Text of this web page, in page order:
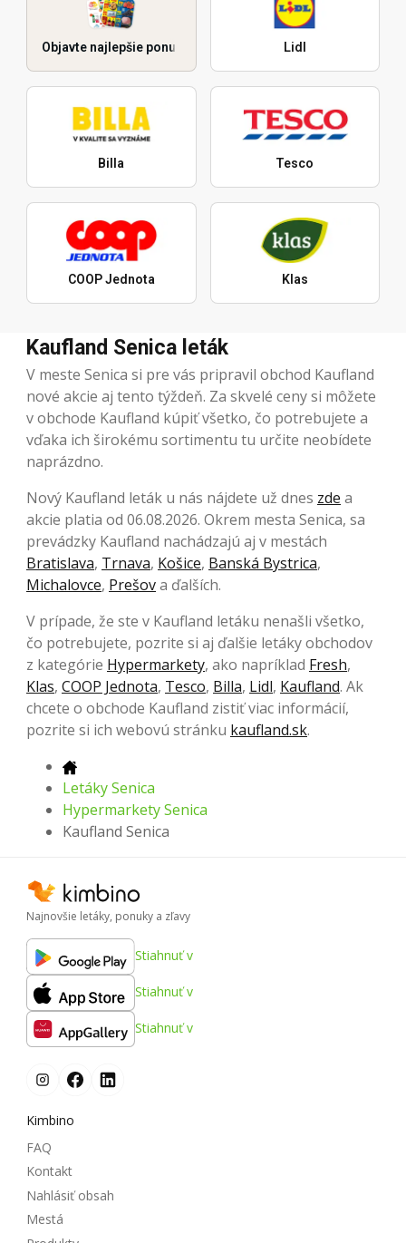
Objavte najlepšie ponuky Lidl
Billa Tesco
COOP Jednota Klas
Kaufland Senica leták
V meste Senica si pre vás pripravil obchod Kaufland
nové akcie aj tento týždeň. Za skvelé ceny si môžete
v obchode Kaufland kúpiť všetko, čo potrebujete a
vďaka ich širokému sortimentu tu určite neobídete
naprázdno.
Nový Kaufland leták u nás nájdete už dnes zde a
akcie platia od 06.08.2026. Okrem mesta Senica, sa
prevádzky Kaufland nachádzajú aj v mestách
Bratislava, Trnava, Košice, Banská Bystrica,
Michalovce, Prešova ďalších.
V prípade, že ste v Kaufland letáku nenašli všetko,
čo potrebujete, pozrite si aj ďalšie letáky obchodov
z kategórie Hypermarkety, ako napríklad Fresh,
Klas, COOP Jednota, Tesco, Billa, Lidl, Kaufland. Ak
chcete o obchode Kaufland zistiť viac informácií,
pozrite si ich webovú stránku kaufland.sk.
Letáky Senica
Hypermarkety Senica
Kaufland Senica
Najnovšie letáky, ponuky a zľavy
Stiahnuť v
Stiahnuť v
Stiahnuť v
Kimbino
FAQ
Kontakt
Nahlásiť obsah
Mestá